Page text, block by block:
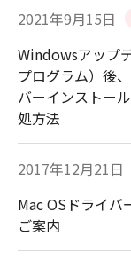
2021年9月15日
Windowsアップ
プログラム）後
バーインストー
処方法
2017年12月21日
Mac OSドライ
ご案内